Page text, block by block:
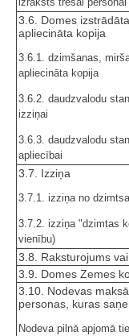
3.6. Domes
apliecināta kopija
3.6.1. dzimšanas,
apliecināta kopija
3.6.2. daudzvalodu
izziņai
3.6.3. daudzvalodu
apliecībai
3.7. Izziņa
3.7.1. izziņa no
3.7.2. izziņa "dzimtas
vienību)
3.8. Raksturojums
3.9. Domes Zemes
3.10. Nodevas
personas, kuras
Nodeva pilnā apjomā